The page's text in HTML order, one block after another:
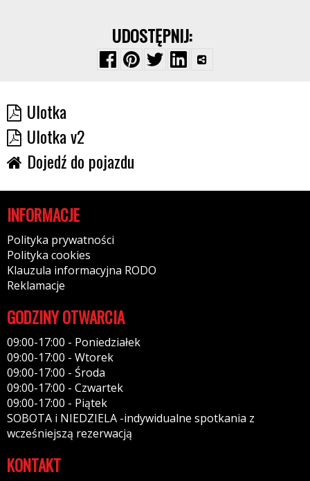
UDOSTĘPNIJ:
Ulotka
Ulotka v2
Dojedź do pojazdu
INFORMACJE
Polityka prywatności
Polityka cookies
Klauzula informacyjna RODO
Reklamacje
GODZINY OTWARCIA
09:00-17:00 - Poniedziałek
09:00-17:00 - Wtorek
09:00-17:00 - Środa
09:00-17:00 - Czwartek
09:00-17:00 - Piątek
SOBOTA i NIEDZIELA -indywidualne spotkania z
wcześniejszą rezerwacją
KONTAKT